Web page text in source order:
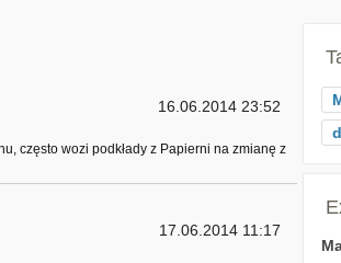
16.06.2014 23:52
często wozi podkłady z Papierni na zmianę z
17.06.2014 11:17